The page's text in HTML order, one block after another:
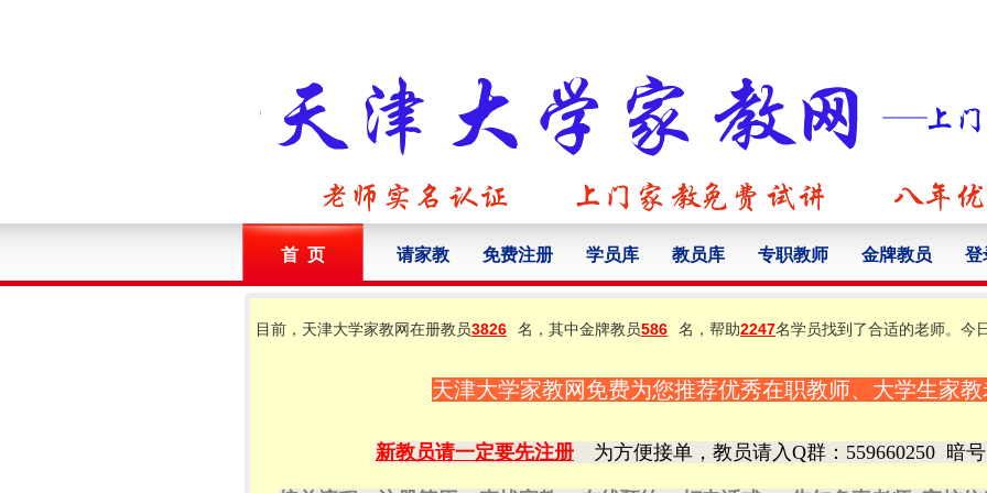
首 页 请家教 免费注册 学员库 教员库 专职教师 金牌教员 登
目前，天津大学家教网在册教员3826 名，其中金牌教员586 名，帮助2247名学员找到了合适的老师。今
天津大学家教网免费为您推荐优秀在职教师、大学生家
新教员请一定要先注册 为方便接单，教员请入Q群 ：559660250 暗